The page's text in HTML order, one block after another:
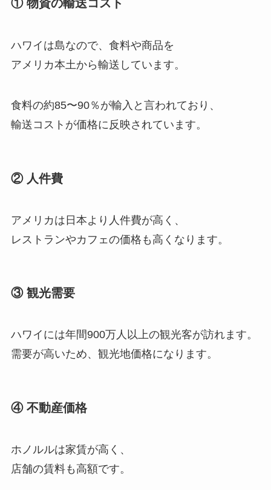
① 物資の輸送コスト
ハワイは島なので、食料や商品を
アメリカ本土から輸送しています。
食料の約85〜90％が輸入と言われており、
輸送コストが価格に反映されています。
② 人件費
アメリカは日本より人件費が高く、
レストランやカフェの価格も高くなります。
③ 観光需要
ハワイには年間900万人以上の観光客が訪れます。
需要が高いため、観光地価格になります。
④ 不動産価格
ホノルルは家賃が高く、
店舗の賃料も高額です。